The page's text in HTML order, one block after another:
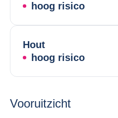
hoog risico
Hout
hoog risico
Vooruitzicht